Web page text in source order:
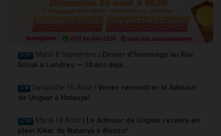
J-31 Mardi 8 Septembre | Dinner d'hommage au Rav
Sitruk à Londres — 10 ans déjà
J-8 Dimanche 16 Août | Venez rencontrer le Admour
de Ungvar à Natanya!
J-10 Mardi 18 Août | Le Admour de Ungvar recevra en
plein Kikar de Natanya à Alonzo!